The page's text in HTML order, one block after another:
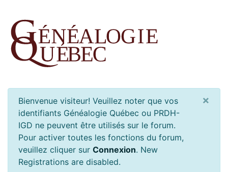
Bienvenue visiteur! Veuillez noter que vos
identifiants Généalogie Québec ou PRDH-
IGD ne peuvent être utilisés sur le forum.
Pour activer toutes les fonctions du forum,
veuillez cliquer sur Connexion. New
Registrations are disabled.
×